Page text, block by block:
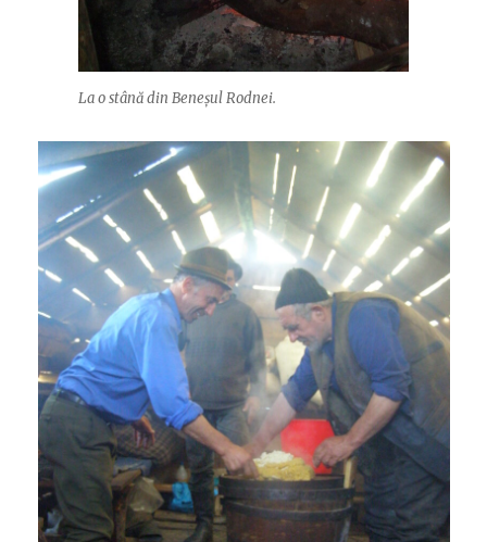
La o stână din Beneșul Rodnei.